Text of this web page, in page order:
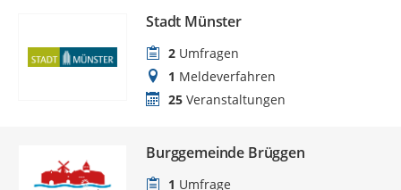
Stadt Münster
2 Umfragen
1 Meldeverfahren
25 Veranstaltungen
Burggemeinde Brüggen
1 Umfrage